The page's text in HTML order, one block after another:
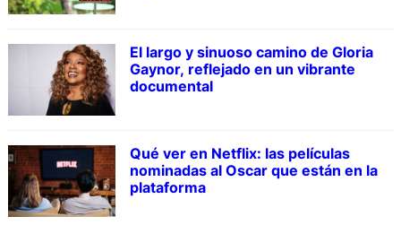
El largo y sinuoso camino de Gloria
Gaynor, reflejado en un vibrante
documental
Qué ver en Netflix: las películas
nominadas al Oscar que están en la
plataforma